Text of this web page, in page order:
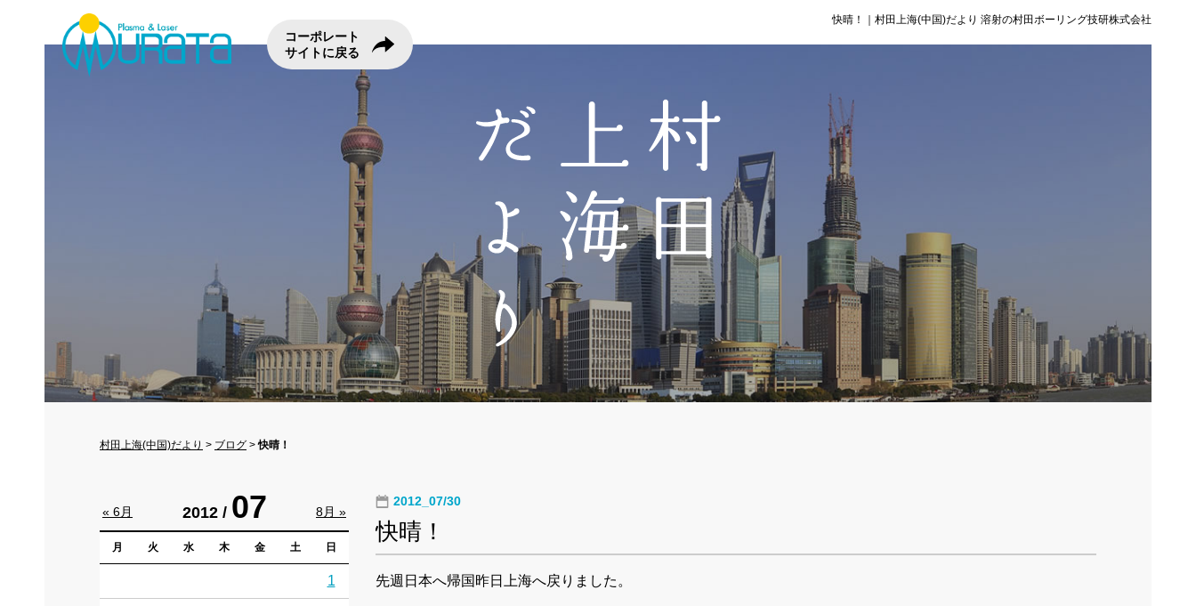
快晴！｜村田上海(中国)だより 溶射の村田ボーリング技研株式会社
コーポレート
サイトに戻る
村田上海(中国)だより > ブログ >快晴！
2012_07/30
快晴！
先週日本へ帰国昨日上海へ戻りました。
2012 / 07
月 火 水 木 金 土 日
1
« 6月 8月 »